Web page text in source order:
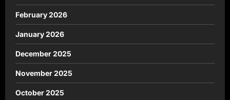
February 2026
January 2026
December 2025
November 2025
October 2025